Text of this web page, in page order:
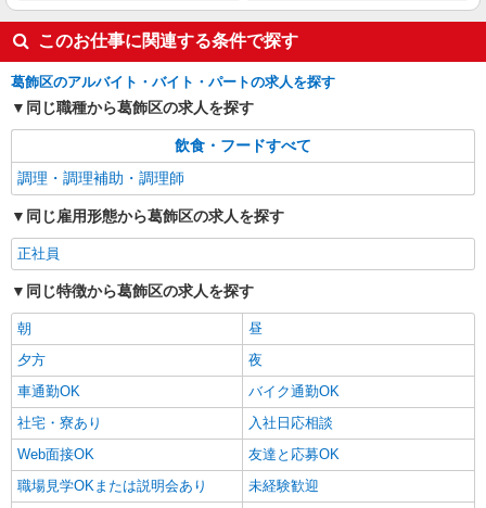
このお仕事に関連する条件で探す
葛飾区のアルバイト・バイト・パートの求人を探す
同じ職種から葛飾区の求人を探す
飲食・フードすべて
調理・調理補助・調理師
同じ雇用形態から葛飾区の求人を探す
正社員
同じ特徴から葛飾区の求人を探す
朝
昼
夕方
夜
車通勤OK
バイク通勤OK
社宅・寮あり
入社日応相談
Web面接OK
友達と応募OK
職場見学OKまたは説明会あり
未経験歓迎